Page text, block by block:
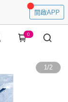
開啟APP
0
1/2